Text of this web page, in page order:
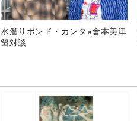
水溜りボンド・カンタ×倉本美津
留対談